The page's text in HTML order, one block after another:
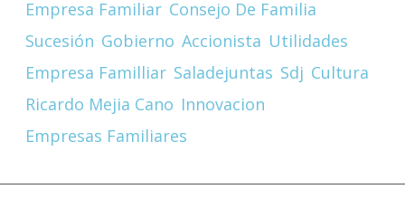
Empresa Familiar Consejo De Familia
Sucesión Gobierno Accionista Utilidades
Empresa Familliar Saladejuntas Sdj Cultura
Ricardo Mejia Cano Innovacion
Empresas Familiares